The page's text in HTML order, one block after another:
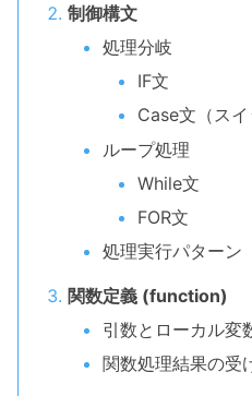
制御構文
処理分岐
IF文
Case文（スイ
ループ処理
While文
FOR文
処理実行パターン
関数定義 (function)
引数とローカル変
関数処理結果の受